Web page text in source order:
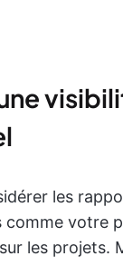
les
comme votre
les projets.